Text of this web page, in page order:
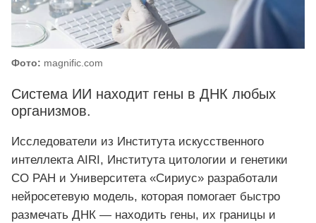
Фото: magnific.com
Система ИИ находит гены в ДНК любых
организмов.
Исследователи из Института искусственного
интеллекта AIRI, Института цитологии и генетики
СО РАН и Университета «Сириус» разработали
нейросетевую модель, которая помогает быстро
размечать ДНК — находить гены, их границы и